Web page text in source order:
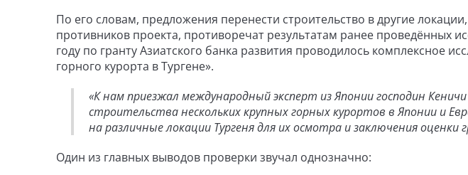
По его словам, предложения перенести строительство в другие
противников проекта, противоречат результатам ранее проведённых
году по гранту Азиатского банка развития проводилось комплексное
горного курорта в Тургене».
«К нам приезжал международный эксперт из Японии господин
строительства нескольких крупных горных курортов в Японии и
на различные локации Тургеня для их осмотра и заключения оценки
Один из главных выводов проверки звучал однозначно: